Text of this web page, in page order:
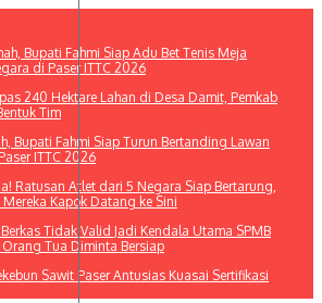
Bupati Fahmi Siap Adu Bet Tenis Meja
di Paser ITTC 2026
240 Hektare Lahan di Desa Damit, Pemkab
Tim
Bupati Fahmi Siap Turun Bertanding Lawan
ITTC 2026
Ratusan Atlet dari 5 Negara Siap Bertarung,
Kapok Datang ke Sini
Tidak Valid Jadi Kendala Utama SPMB
Orang Tua Diminta Bersiap
Sawit Paser Antusias Kuasai Sertifikasi